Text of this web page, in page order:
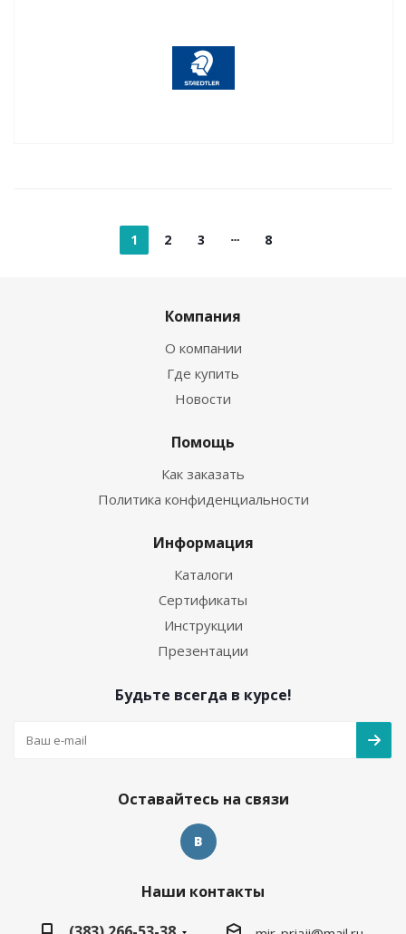
1 2 3 8
Компания
О компании
Где купить
Новости
Помощь
Как заказать
Политика конфиденциальности
Информация
Каталоги
Сертификаты
Инструкции
Презентации
Будьте всегда в курсе!
Оставайтесь на связи
Наши контакты